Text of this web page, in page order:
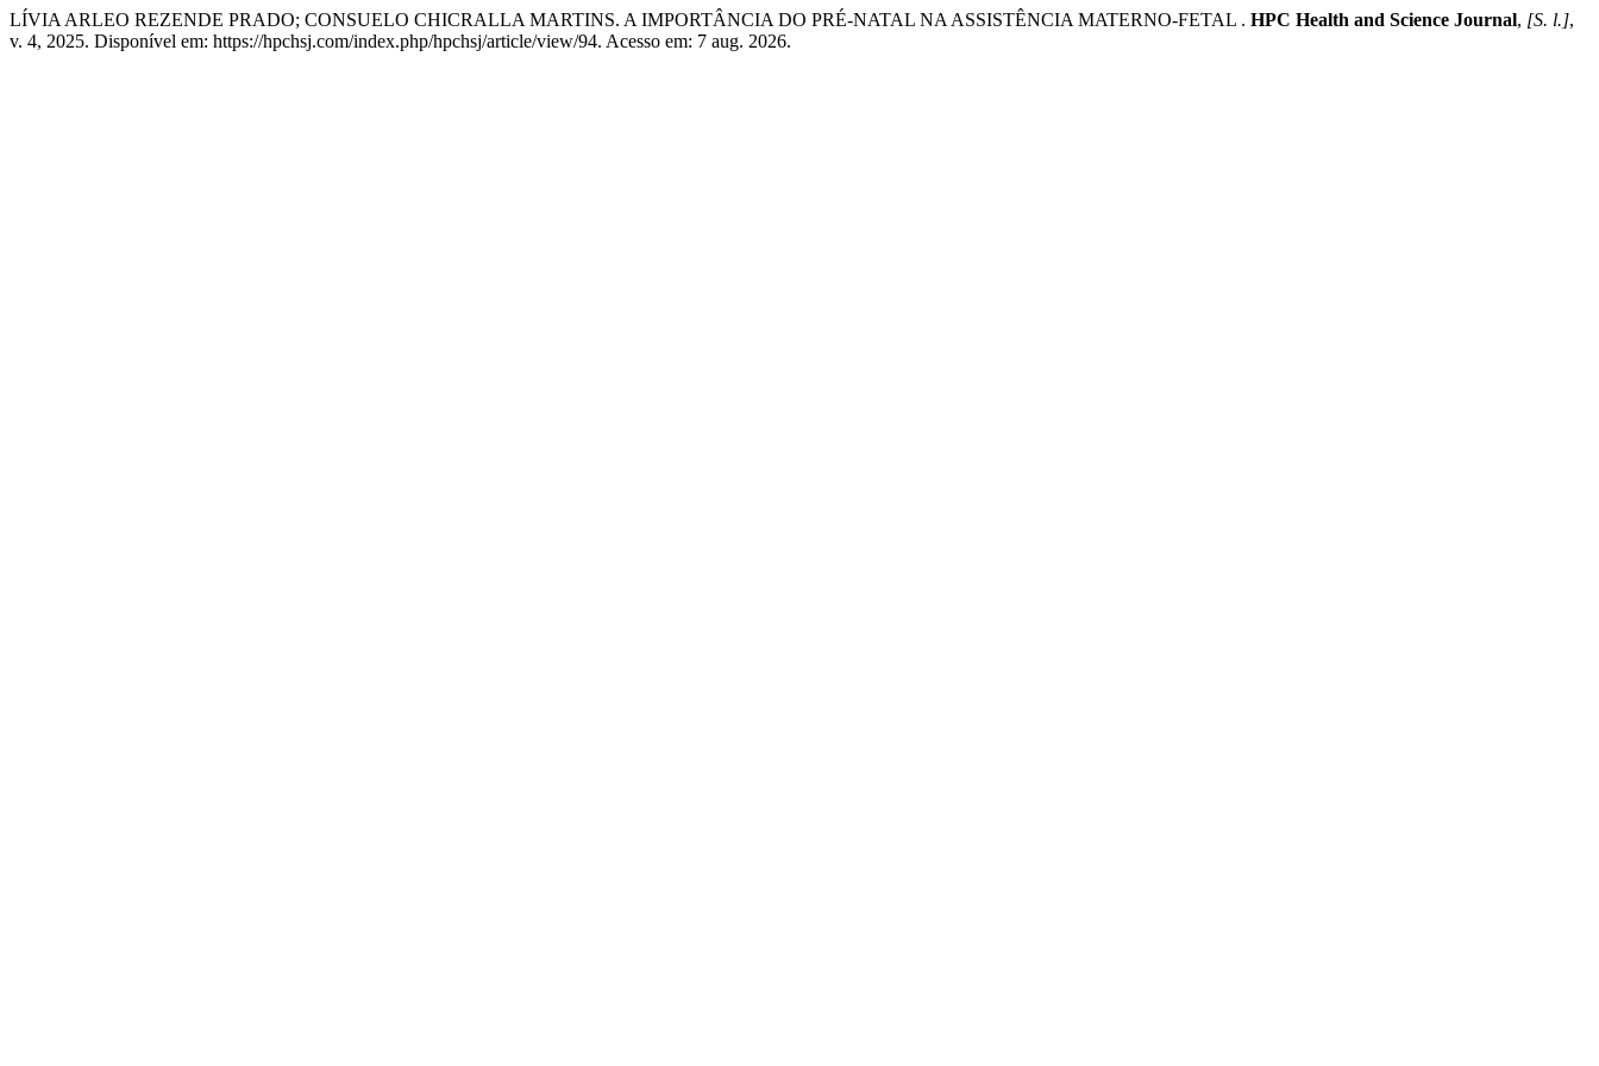
LÍVIA ARLEO REZENDE PRADO; CONSUELO CHICRALLA MARTINS. A IMPORTÂNCIA DO PRÉ-NATAL NA ASSISTÊNCIA MATERNO-FETAL . HPC Health and Science Journal, [S. l.],
v. 4, 2025. Disponível em: https://hpchsj.com/index.php/hpchsj/article/view/94. Acesso em: 7 aug. 2026.